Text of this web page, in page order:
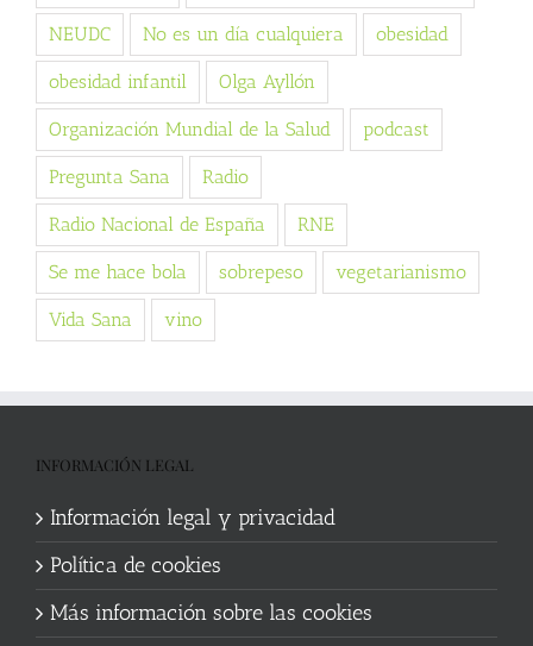
NEUDC No es un día cualquiera obesidad
obesidad infantil Olga Ayllón
Organización Mundial de la Salud podcast
Pregunta Sana Radio
Radio Nacional de España RNE
Se me hace bola sobrepeso vegetarianismo
Vida Sana vino
INFORMACIÓN LEGAL
Información legal y privacidad
Política de cookies
Más información sobre las cookies